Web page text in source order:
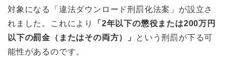
対象になる「違法ダウンロード刑罰化法案」が設立さ
れました。これにより
「2年以下の懲役または200万円
以下の罰金（またはその両方）」
という刑罰が下る可
能性があるのです。